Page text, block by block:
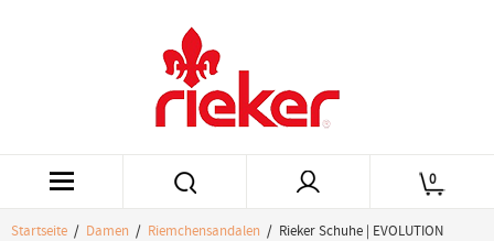
0
Startseite / Damen / Riemchensandalen / Rieker Schuhe | EVOLUTION